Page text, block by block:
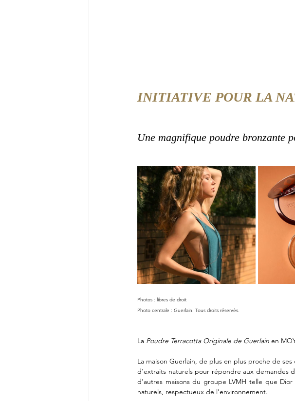
INITIATIVE POUR LA
Une magnifique poudre bronzante
Photos : libres de droit
Photo centrale : Guerlain. Tous droits réservés.
La Poudre Terracotta Originale de Guerlain en
La maison Guerlain, de plus en plus proche de
d'extraits naturels pour répondre aux demandes
d'autres maisons du groupe LVMH telle que
naturels, respectueux de l'environnement.